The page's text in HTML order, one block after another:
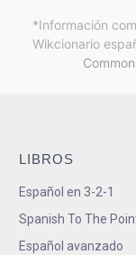
*Información
Wikcionario
LIBROS
Español en 3-2-1
Spanish To The
Español avanzado